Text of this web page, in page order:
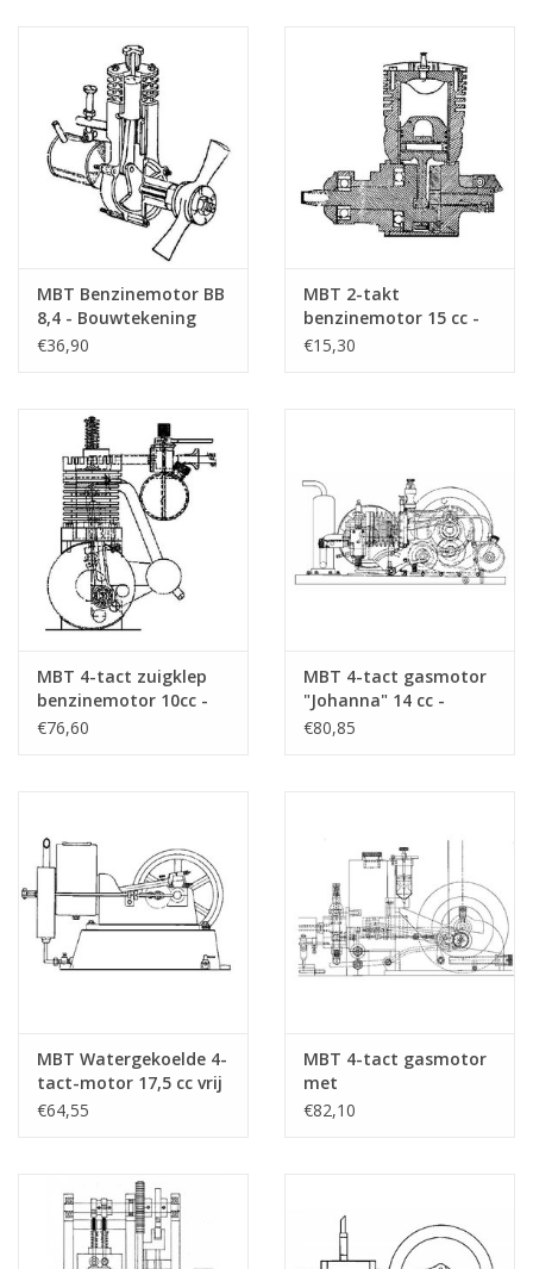
MBT Benzinemotor BB
8,4 - Bouwtekening
Schaal 1 : N/A
€36,90
MBT 2-takt
benzinemotor 15 cc -
Bouwtekening Schaal 1
€15,30
MBT 4-tact zuigklep
benzinemotor 10cc -
Bouwtekening Schaal 1
€76,60
MBT 4-tact gasmotor
"Johanna" 14 cc -
Bouwtekening Schaal 1
€80,85
MBT Watergekoelde 4-
tact-motor 17,5 cc vrij
naar "Lister" -
€64,55
MBT 4-tact gasmotor
met
gloeibuisontsteking -
€82,10